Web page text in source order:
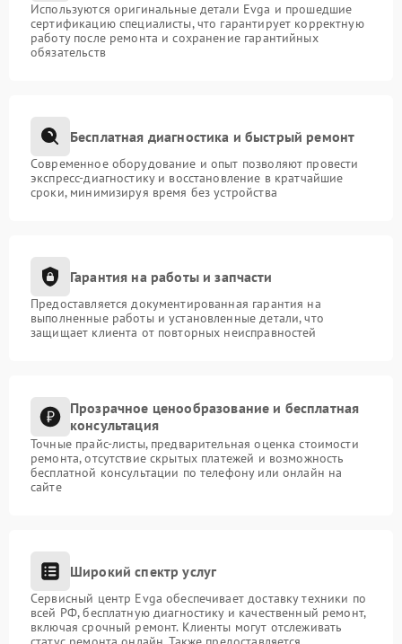
Используются оригинальные детали Evga и прошедшие
сертификацию специалисты, что гарантирует корректную
работу после ремонта и сохранение гарантийных
обязательств
Бесплатная диагностика и быстрый ремонт
Современное оборудование и опыт позволяют провести
экспресс-диагностику и восстановление в кратчайшие
сроки, минимизируя время без устройства
Гарантия на работы и запчасти
Предоставляется документированная гарантия на
выполненные работы и установленные детали, что
защищает клиента от повторных неисправностей
Прозрачное ценообразование и бесплатная
консультация
Точные прайс-листы, предварительная оценка стоимости
ремонта, отсутствие скрытых платежей и возможность
бесплатной консультации по телефону или онлайн на
сайте
Широкий спектр услуг
Сервисный центр Evga обеспечивает доставку техники по
всей РФ, бесплатную диагностику и качественный ремонт,
включая срочный ремонт. Клиенты могут отслеживать